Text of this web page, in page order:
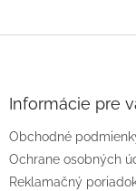
e
Informácie pre
Obchodné
Ochrane osobných
Reklamačný